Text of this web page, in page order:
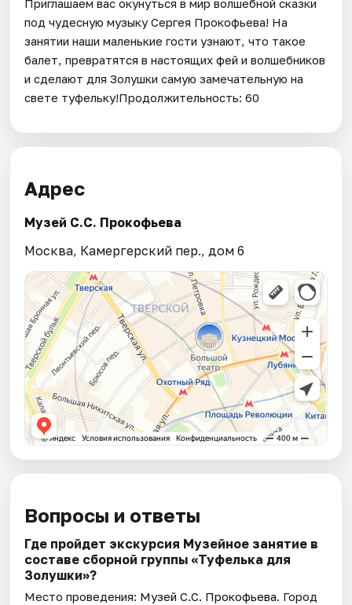
Приглашаем вас окунуться в мир волшебной сказки
под чудесную музыку Сергея Прокофьева! На
занятии наши маленькие гости узнают, что такое
балет, превратятся в настоящих фей и волшебников
и сделают для Золушки самую замечательную на
свете туфельку!Продолжительность: 60
Адрес
Музей С.С. Прокофьева
Москва, Камергерский пер., дом 6
Вопросы и ответы
Где пройдет экскурсия Музейное занятие в
составе сборной группы «Туфелька для
Золушки»?
Место проведения: Музей С.С. Прокофьева. Город